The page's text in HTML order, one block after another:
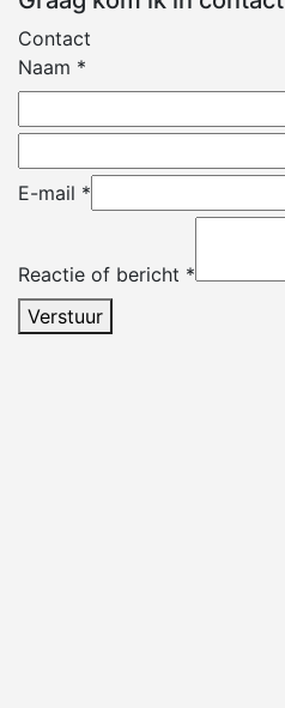
Contact
Naam *
E-mail *
Reactie of bericht *
Verstuur